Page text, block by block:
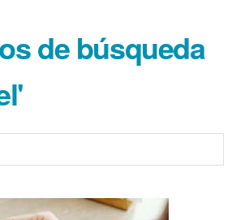
de búsqueda